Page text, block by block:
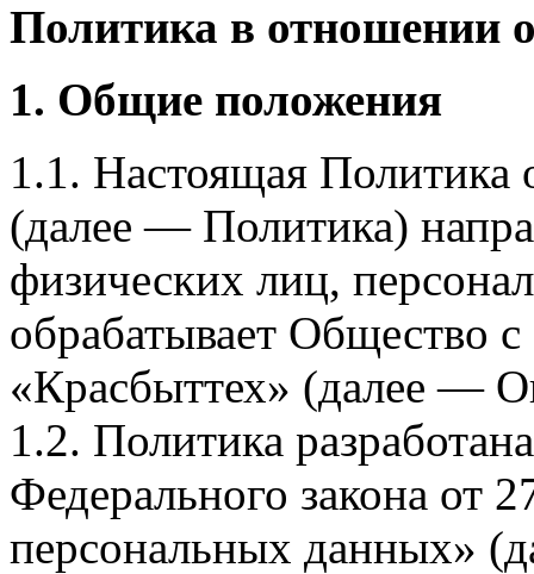
Политика в отношении
1. Общие положения
1.1. Настоящая Политика
(далее — Политика)
физических лиц,
обрабатывает Общество
«Красбыттех» (далее —
1.2. Политика
Федерального закона
персональных данных»